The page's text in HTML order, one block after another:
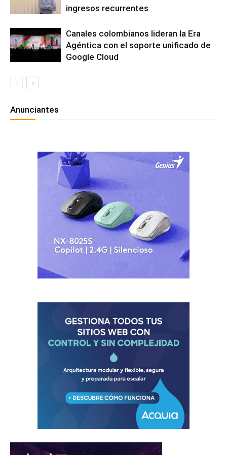
ingresos recurrentes
Canales colombianos lideran la Era
Agéntica con el soporte unificado de
Google Cloud
Anunciantes